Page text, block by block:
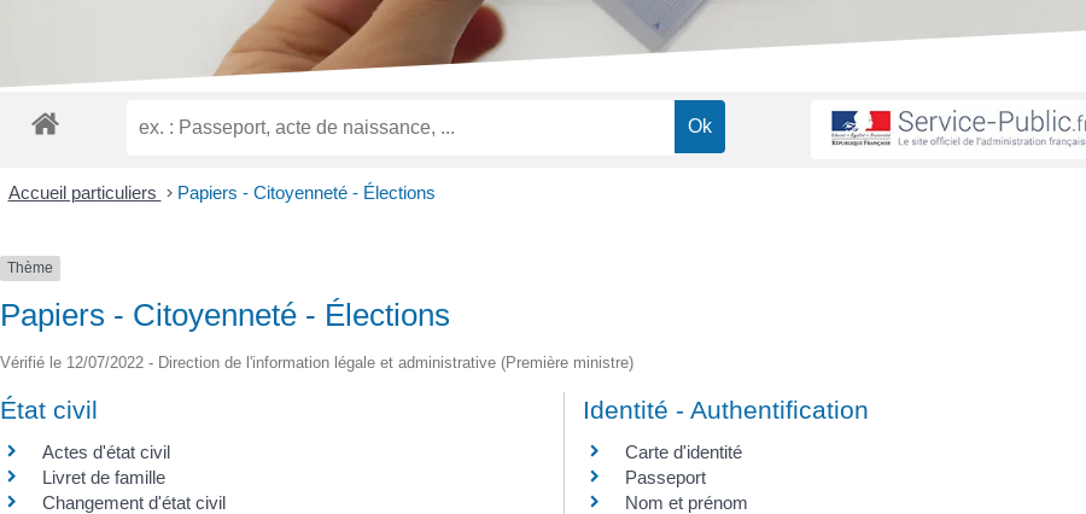
un
lecteur
d'écran ;
sur
pour
un
d'accessibilité.
Accueil particuliers > Papiers - Citoyenneté - Élections
Thème
Papiers - Citoyenneté - Élections
Vérifié le 12/07/2022 - Direction de l'information légale et administrative (Première ministre)
État civil
Actes d'état civil
Livret de famille
Changement d'état civil
Identité - Authentification
Carte d'identité
Passeport
Nom et prénom